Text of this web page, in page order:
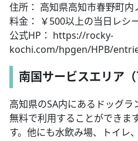
住所： 高知県高知市春野町内
料金： ￥500以上の当日レシ
公式HP： https://rocky-
kochi.com/hpgen/HPB/
南国サービスエリア
高知県のSA内にあるドッグラ
無料で利用することができま
す。他にも水飲み場、トイレ